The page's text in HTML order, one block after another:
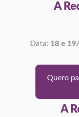
A
Data: 18 e
Quero
A